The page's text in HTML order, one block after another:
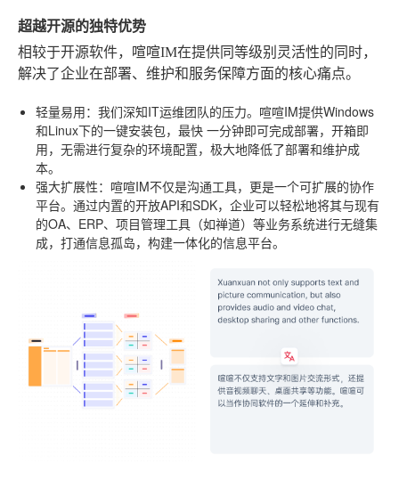
超越开源的独特优势
相较于开源软件，喧喧IM在提供同等级别灵活性的同时，
解决了企业在部署、维护和服务保障方面的核心痛点。
轻量易用：我们深知IT运维团队的压力。喧喧IM提供Windows
和Linux下的一键安装包，最快 一分钟即可完成部署，开箱即
用，无需进行复杂的环境配置，极大地降低了部署和维护成
本。
强大扩展性：喧喧IM不仅是沟通工具，更是一个可扩展的协作
平台。通过内置的开放API和SDK，企业可以轻松地将其与现有
的OA、ERP、项目管理工具（如禅道）等业务系统进行无缝集
成，打通信息孤岛，构建一体化的信息平台。